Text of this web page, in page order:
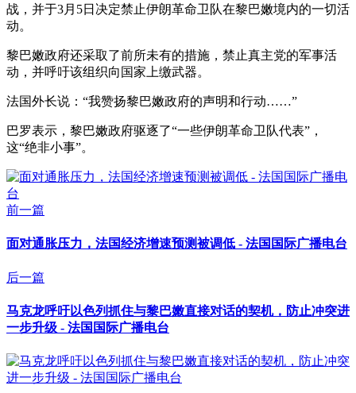
战，并于3月5日决定禁止伊朗革命卫队在黎巴嫩境内的一切活
动。
黎巴嫩政府还采取了前所未有的措施，禁止真主党的军事活
动，并呼吁该组织向国家上缴武器。
法国外长说：“我赞扬黎巴嫩政府的声明和行动……”
巴罗表示，黎巴嫩政府驱逐了“一些伊朗革命卫队代表”，
这“绝非小事”。
前一篇
面对通胀压力，法国经济增速预测被调低 - 法国国际广播电台
后一篇
马克龙呼吁以色列抓住与黎巴嫩直接对话的契机，防止冲突进
一步升级 - 法国国际广播电台